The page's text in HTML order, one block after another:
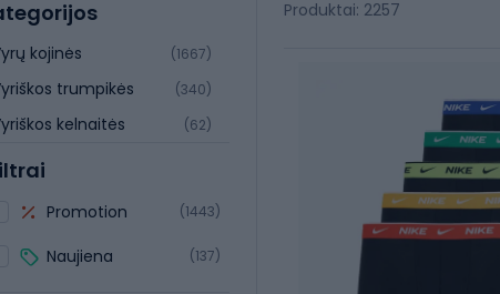
kojinės (1667)
trumpikės (340)
kelnaitės (62)
Promotion (1443)
Naujiena (137)
Produktai: 2257